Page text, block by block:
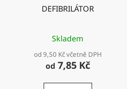
DEFIBRILÁTOR
Skladem
od 9,50 Kč včetně DPH
od 7,85 Kč